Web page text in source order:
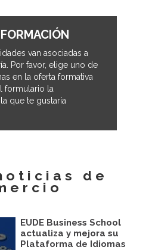
van asociadas a
Por favor, elige uno de
en la oferta formativa
formulario la
que te gustaría
de
EUDE Business School
actualiza y mejora su
Plataforma de Idiomas